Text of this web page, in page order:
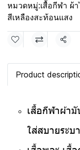
หมวดหมู่:เสื้อกีฬา ผ้
สีเหลืองสะท้อนแสง
แชร์
Product
เสื้อกีฬาผ้า
ใส่สบายระบ